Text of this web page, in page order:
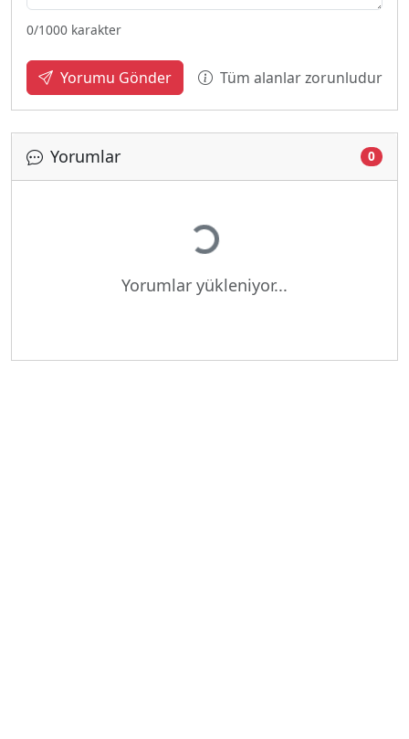
0/1000 karakter
Yorumu Gönder Tüm alanlar zorunludur
Yorumlar 0
Yükleniyor...
Yorumlar yükleniyor...